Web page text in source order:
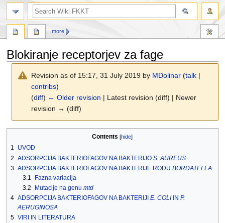
Blokiranje receptorjev za fage
Revision as of 15:17, 31 July 2019 by MDolinar (talk |
contribs)
(diff) ← Older revision | Latest revision (diff) | Newer
revision → (diff)
navigation
search
Contents
1
UVOD
2 ADSORPCIJA BAKTERIOFAGOV NA BAKTERIJO S. AUREUS
3 ADSORPCIJA BAKTERIOFAGOV NA BAKTERIJE RODU BORDATELLA
3.1
Fazna variacija
3.2
Mutacije na genu mtd
4 ADSORPCIJA BAKTERIOFAGOV NA BAKTERIJI E. COLIIN P.
AERUGINOSA
5 VIRI IN LITERATURA
more
search